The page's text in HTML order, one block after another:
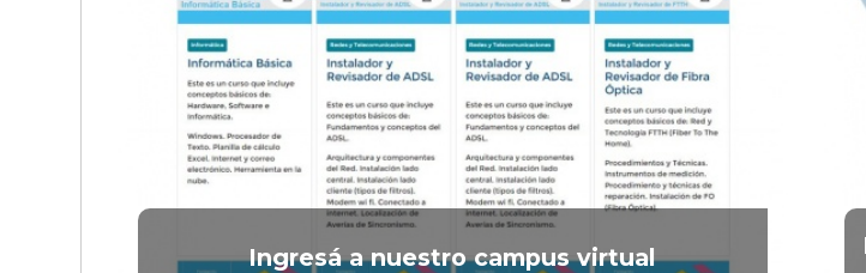
Ingresá a nuestro campus virtual